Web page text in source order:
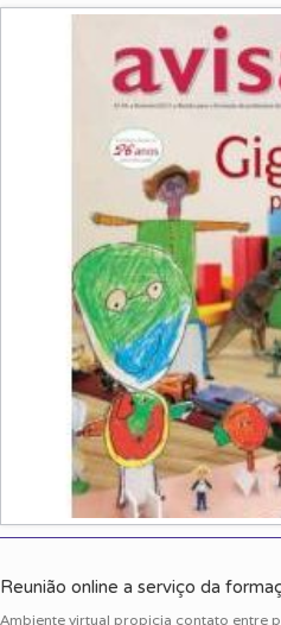
Reunião online a serviço da
Ambiente virtual propicia contato entre